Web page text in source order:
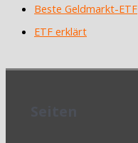
Beste Geldmarkt-ETF
ETF erklärt